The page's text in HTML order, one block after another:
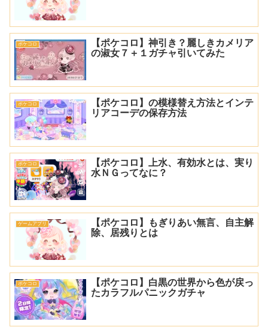
ポケコロ
【ポケコロ】神引き？麗しきカメリア
の淑女７＋１ガチャ引いてみた
ポケコロ
【ポケコロ】の模様替え方法とインテ
リアコーデの保存方法
ポケコロ
【ポケコロ】上水、有効水とは、実り
水ＮＧってなに？
ゲームアプリ
【ポケコロ】もぎりあい無言、自主解
除、居残りとは
ポケコロ
【ポケコロ】白黒の世界から色が戻っ
たカラフルパニックガチャ